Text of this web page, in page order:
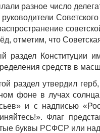
разное число
руководители
отметим, что
раздел Конституции
средств в
раздел утвердил
фоне в лучах
и с надписью
Флаг
буквы РСФСР или